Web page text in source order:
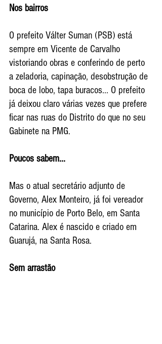
Nos bairros
O prefeito Válter Suman (PSB) está
sempre em Vicente de Carvalho
vistoriando obras e conferindo de perto
a zeladoria, capinação, desobstrução de
boca de lobo, tapa buracos... O prefeito
já deixou claro várias vezes que prefere
ficar nas ruas do Distrito do que no seu
Gabinete na PMG.
Poucos sabem...
Mas o atual secretário adjunto de
Governo, Alex Monteiro, já foi vereador
no município de Porto Belo, em Santa
Catarina. Alex é nascido e criado em
Guarujá, na Santa Rosa.
Sem arrastão